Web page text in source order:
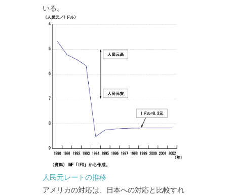
いる。
人民元レートの推移
アメリカの対応は、日本への対応と比較すれ